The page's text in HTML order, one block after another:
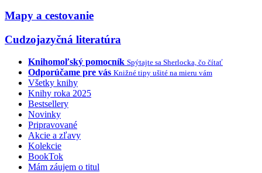
Mapy a cestovanie
Cudzojazyčná literatúra
Knihomoľský pomocník Spýtajte sa Sherlocka, čo čítať
Odporúčame pre vás Knižné tipy ušité na mieru vám
Všetky knihy
Knihy roka 2025
Bestsellery
Novinky
Pripravované
Akcie a zľavy
Kolekcie
BookTok
Mám záujem o titul